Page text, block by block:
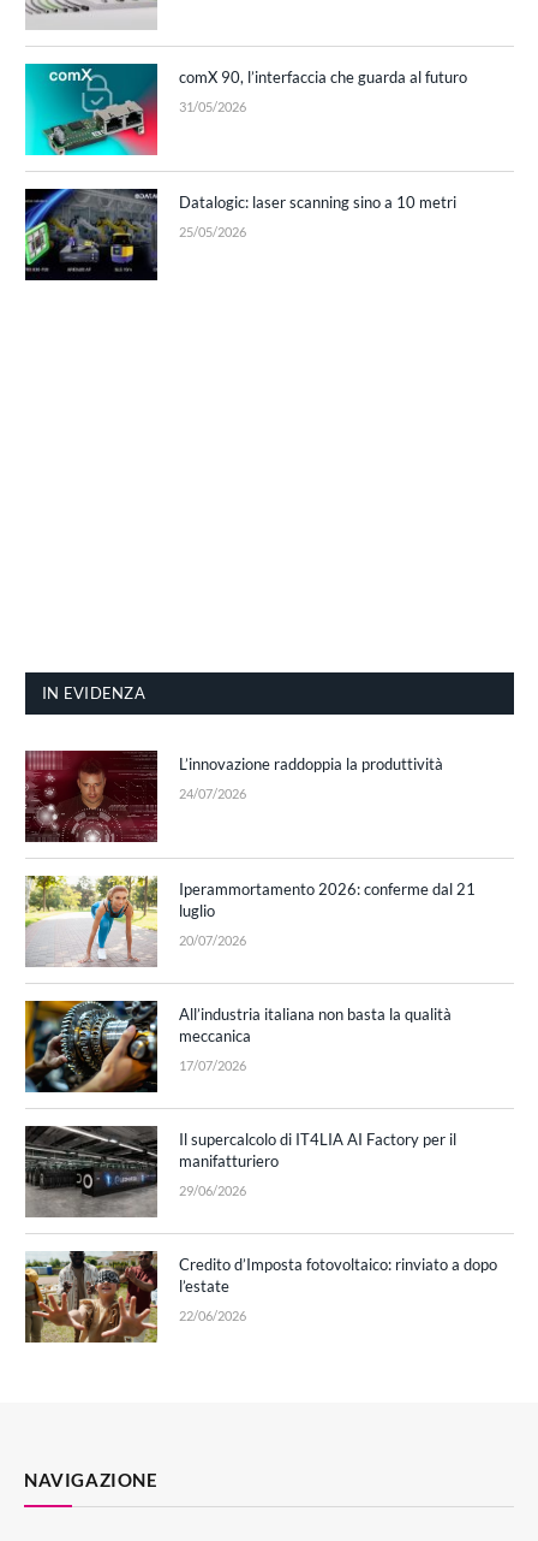
comX 90, l’interfaccia che guarda al futuro
31/05/2026
Datalogic: laser scanning sino a 10 metri
25/05/2026
IN EVIDENZA
L’innovazione raddoppia la produttività
24/07/2026
Iperammortamento 2026: conferme dal 21
luglio
20/07/2026
All’industria italiana non basta la qualità
meccanica
17/07/2026
Il supercalcolo di IT4LIA AI Factory per il
manifatturiero
29/06/2026
Credito d’Imposta fotovoltaico: rinviato a dopo
l’estate
22/06/2026
NAVIGAZIONE